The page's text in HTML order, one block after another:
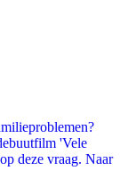
'Vele
deze vraag. Naar